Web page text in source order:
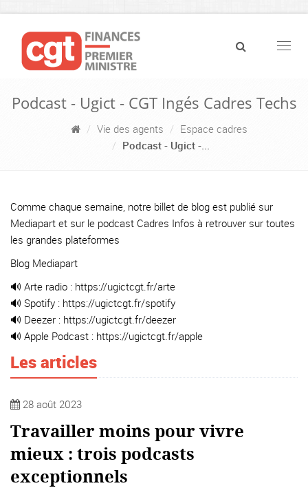
Podcast - Ugict - CGT Ingés Cadres Techs
Vie des agents
Espace cadres
Podcast - Ugict -...
Comme chaque semaine, notre billet de blog est publié sur
Mediapart et sur le podcast Cadres Infos à retrouver sur toutes
les grandes plateformes
Blog Mediapart
🔊 Arte radio : https://ugictcgt.fr/arte
🔊 Spotify : https://ugictcgt.fr/spotify
🔊 Deezer : https://ugictcgt.fr/deezer
🔊 Apple Podcast : https://ugictcgt.fr/apple
Les articles
28 août 2023
Travailler moins pour vivre
mieux : trois podcasts
exceptionnels